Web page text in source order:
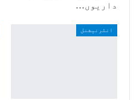
داریوں…
انٹرنیشنل